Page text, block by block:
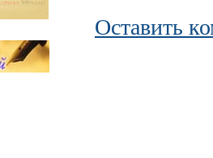
Оставить